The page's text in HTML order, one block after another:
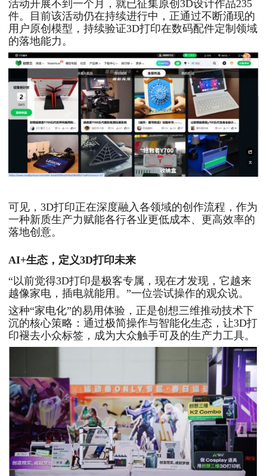
活动开展不到一个月，就已征集原创3D设计作品235
件。目前该活动仍在持续进行中，正通过不断涌现的
用户原创模型，持续验证3D打印在数码配件定制领域
的落地能力。
可见，3D打印正在深度融入各领域的创作流程，作为
一种新质生产力赋能各行各业更低成本、更高效率的
落地创意。
AI+生态 ， 定义3D打印未来
“以前觉得3D打印是极客专属，现在才发现，它越来
越像家电，插电就能用。”一位尝试操作的观众说。
这种“家电化”的易用体验，正是创想三维推动技术下
沉的核心策略：通过极简操作与智能化生态，让3D打
印褪去小众标签，成为大众触手可及的生产力工具。